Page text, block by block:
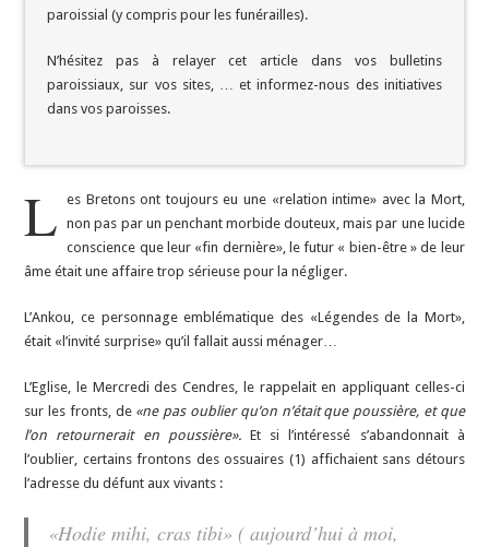
paroissial (y compris pour les funérailles).
N’hésitez pas à relayer cet article dans vos bulletins
paroissiaux, sur vos sites, … et informez-nous des initiatives
dans vos paroisses.
L
es Bretons ont toujours eu une «relation intime» avec la Mort,
non pas par un penchant morbide douteux, mais par une lucide
conscience que leur «fin dernière», le futur « bien-être » de leur
âme était une affaire trop sérieuse pour la négliger.
L’Ankou, ce personnage emblématique des «Légendes de la Mort»,
était «l’invité surprise» qu’il fallait aussi ménager…
L’Eglise, le Mercredi des Cendres, le rappelait en appliquant celles-ci
sur les fronts, de «ne pas oublier qu’on n’était que poussière, et que
l’on retournerait en poussière». Et si l’intéressé s’abandonnait à
l’oublier, certains frontons des ossuaires (1) affichaient sans détours
l’adresse du défunt aux vivants :
«Hodie mihi, cras tibi» ( aujourd’hui à moi,